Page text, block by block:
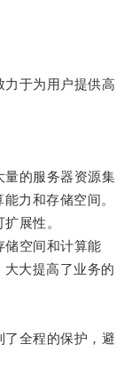
于为用户提供高
的服务器资源集
力和存储空间。
展性。
空间和计算能
大提高了业务的
全程的保护，避